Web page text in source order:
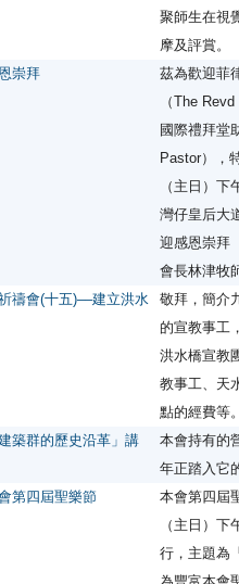
聚師生在視
摩及評賞。
崇拜
茲為歡迎菲
（The
國際禮拜堂
Pastor），
（主日）
灣仔皇后大
迎感恩崇拜
會長林津牧
禱會(十五)––建立洪水
敬拜，簡介
的宣教事工
洪水橋宣教
教事工、天
點的經費等
築群的歷史沿革」講
本會持有的
年正踏入它
第四屆聖樂節
本會第四屆
（主日）
行，主題為
為豐富本會